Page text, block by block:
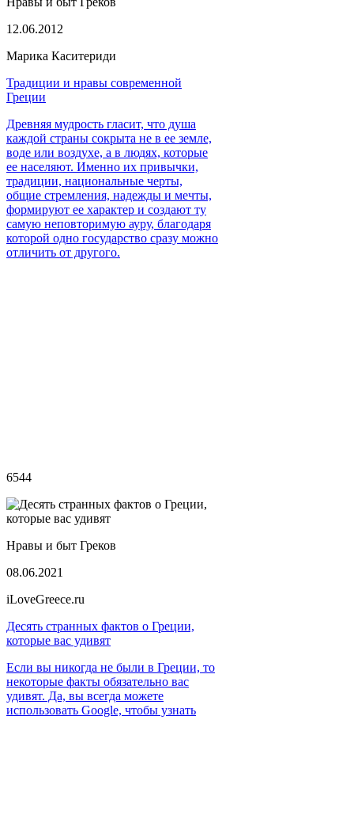
12.06.2012
Марика Каситериди
Традиции и нравы современной
Греции
Древняя мудрость гласит, что душа
каждой страны сокрыта не в ее земле,
воде или воздухе, а в людях, которые
ее населяют. Именно их привычки,
традиции, национальные черты,
общие стремления, надежды и мечты,
формируют ее характер и создают ту
самую неповторимую ауру, благодаря
которой одно государство сразу можно
отличить от другого.
6544
Нравы и быт Греков
08.06.2021
iLoveGreece.ru
Десять странных фактов о Греции,
которые вас удивят
Если вы никогда не были в Греции, то
некоторые факты обязательно вас
удивят. Да, вы всегда можете
использовать Google, чтобы узнать